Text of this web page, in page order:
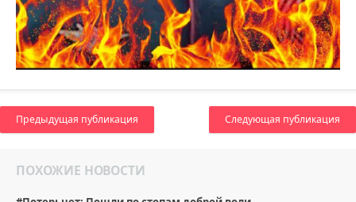
Предыдущая публикация Следующая публикация
ПОХОЖИЕ НОВОСТИ